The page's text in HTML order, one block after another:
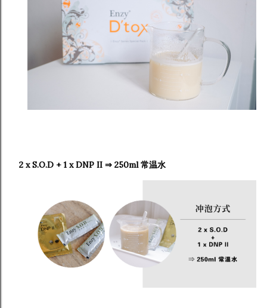
2 x S.O.D + 1 x DNP II ⇒ 250ml 常温水